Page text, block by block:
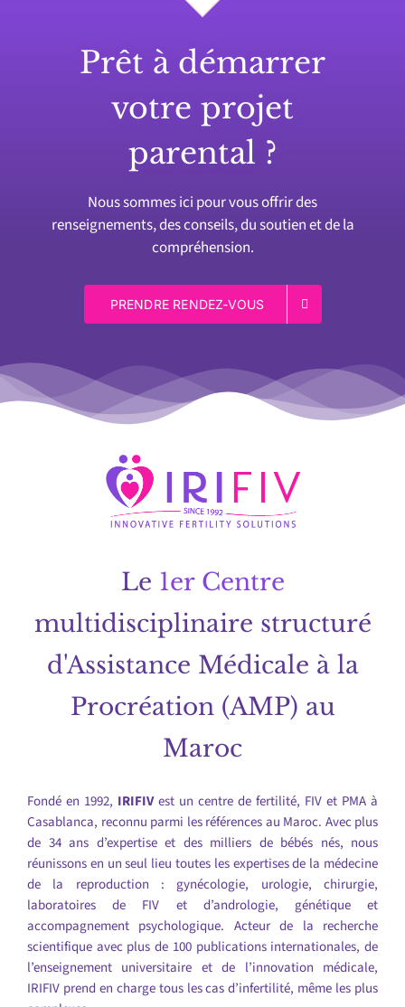
Prêt à démarrer
votre projet
parental ?
Nous sommes ici pour vous offrir des
renseignements, des conseils, du soutien et de la
compréhension.
PRENDRE RENDEZ-VOUS
Le 1er Centre
multidisciplinaire structuré
d'Assistance Médicale à la
Procréation (AMP) au
Maroc
Fondé en 1992, IRIFIVest un centre de fertilité, FIV et PMA à
Casablanca, reconnu parmi les références au Maroc. Avec plus
de 34 ans d’expertise et des milliers de bébés nés, nous
réunissons en un seul lieu toutes les expertises de la médecine
de la reproduction : gynécologie, urologie, chirurgie,
laboratoires de FIV et d’andrologie, génétique et
accompagnement psychologique. Acteur de la recherche
scientifique avec plus de 100 publications internationales, de
l’enseignement universitaire et de l’innovation médicale,
IRIFIV prend en charge tous les cas d’infertilité, même les plus